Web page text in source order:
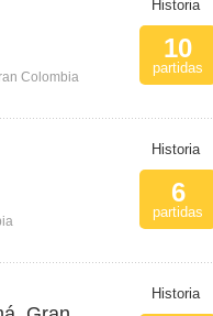
Colombia
Historia
10
partidas
Historia
6
partidas
Historia